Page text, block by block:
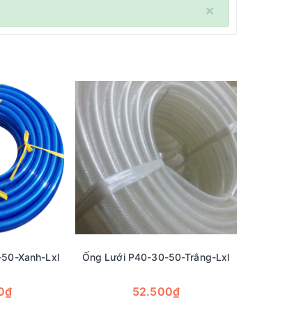
×
Xanh-Lxl Ống Lưới P40-30-50-Trắng-Lxl
52.500₫